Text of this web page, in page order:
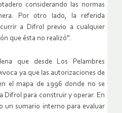
considerando las normas
Por otro lado, la referida
a Difrol previo a cualquier
que ésta no realizó”.
que desde Los Pelambres
ya que las autorizaciones de
el mapa de 1996 donde no se
Difrol para construir y operar. En
un sumario interno para evaluar